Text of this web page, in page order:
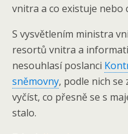
vnitra a co existuje nebo
S vysvětlením ministra
resortů vnitra a
nesouhlasí poslanci
sněmovny, podle nich
vyčíst, co přesně se s
stalo.